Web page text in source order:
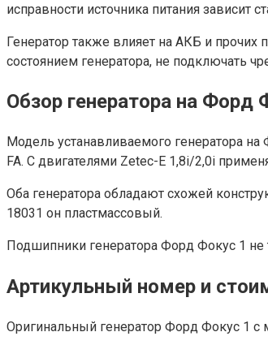
исправности источника питания зависит
Генератор также влияет на АКБ и прочих
состоянием генератора, не подключать
Обзор генератора на Форд
Модель устанавливаемого генератора на
FA. С двигателями Zetec-E 1,8i/2,0i
Оба генератора обладают схожей
18031 он пластмассовый.
Подшипники генератора Форд Фокус 1 не
Артикульный номер и
Оригинальный генератор Форд Фокус 1 с